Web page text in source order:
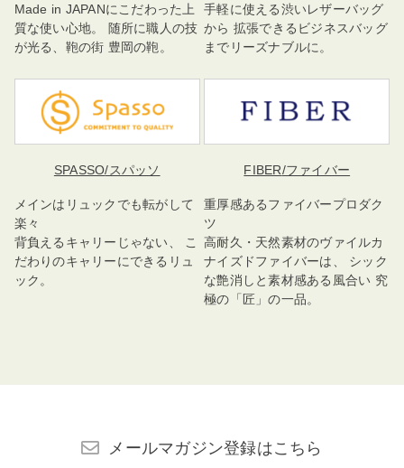
Made in JAPANにこだわった上
質な使い心地。 随所に職人の技
が光る、鞄の街 豊岡の鞄。
手軽に使える渋いレザーバッグ
から 拡張できるビジネスバッグ
までリーズナブルに。
SPASSO/スパッソ
メインはリュックでも転がして
楽々
背負えるキャリーじゃない、 こ
だわりのキャリーにできるリュ
ック。
FIBER/ファイバー
重厚感あるファイバープロダク
ツ
高耐久・天然素材のヴァイルカ
ナイズドファイバーは、 シック
な艶消しと素材感ある風合い 究
極の「匠」の一品。
メールマガジン登録はこちら